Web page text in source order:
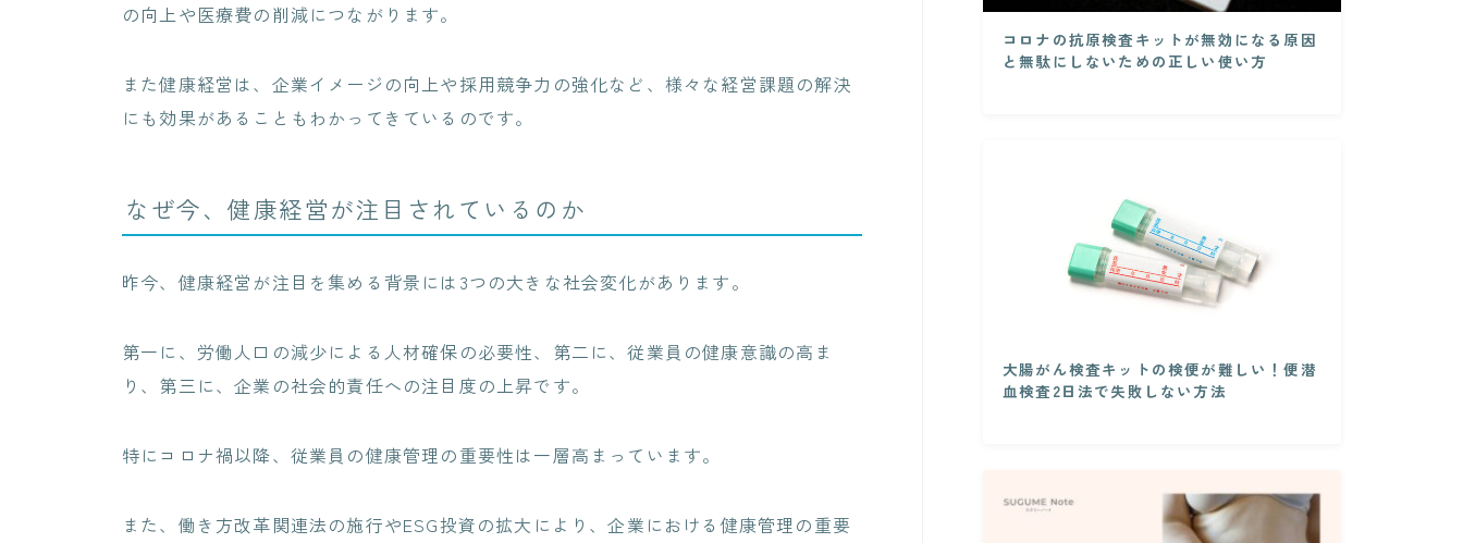
の向上や医療費の削減につながります。
また健康経営は、企業イメージの向上や採用競争力の強化など、様々な経営課題の解決
にも効果があることもわかってきているのです。
なぜ今、健康経営が注目されているのか
昨今、健康経営が注目を集める背景には3つの大きな社会変化があります。
第一に、労働人口の減少による人材確保の必要性、第二に、従業員の健康意識の高ま
り、第三に、企業の社会的責任への注目度の上昇です。
特にコロナ禍以降、従業員の健康管理の重要性は一層高まっています。
また、働き方改革関連法の施行やESG投資の拡大により、企業における健康管理の重要
コロナの抗原検査キットが無効になる原因
と無駄にしないための正しい使い方
大腸がん検査キットの検便が難しい！便潜
血検査2日法で失敗しない方法